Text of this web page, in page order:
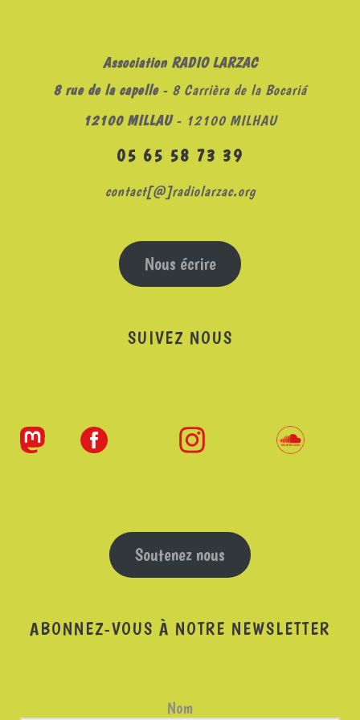
Association RADIO LARZAC
8 rue de la capelle- 8 Carrièra de la Bocariá
12100 MILLAU- 12100 MILHAU
05 65 58 73 39
contact[@]radiolarzac.org
Nous écrire
SUIVEZ NOUS
Soutenez nous
ABONNEZ-VOUS À NOTRE NEWSLETTER
Nom